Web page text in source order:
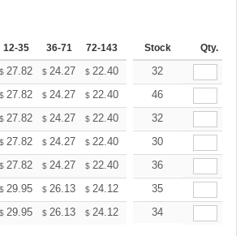
12-35 36-71 72-143 144-287 288 + More
Stock Qty.
$ 27.82 $ 24.27 $ 22.40 21.28
32
$ 27.82 $ 24.27 $ 22.40 21.28
46
$ 27.82 $ 24.27 $ 22.40 21.28
32
$ 27.82 $ 24.27 $ 22.40 21.28
30
$ 27.82 $ 24.27 $ 22.40 21.28
36
$ 29.95 $ 26.13 $ 24.12 22.91
35
$ 29.95 $ 26.13 $ 24.12 22.91
34